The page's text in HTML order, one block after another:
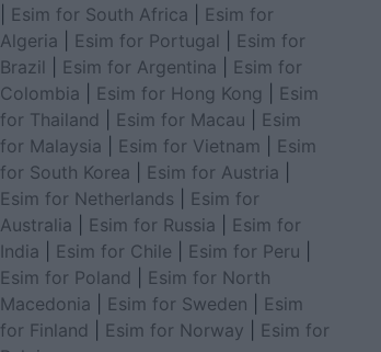
Esim for South Africa
Esim for
Algeria
Esim for Portugal
Esim for
Brazil
Esim for Argentina
Esim for
Colombia
Esim for Hong Kong
Esim
for Thailand
Esim for Macau
Esim
for Malaysia
Esim for Vietnam
Esim
for South Korea
Esim for Austria
Esim for Netherlands
Esim for
Australia
Esim for Russia
Esim for
India
Esim for Chile Esim for Peru
Esim for Poland
Esim for North
Macedonia
Esim for Sweden
Esim
for Finland
Esim for Norway
Esim for